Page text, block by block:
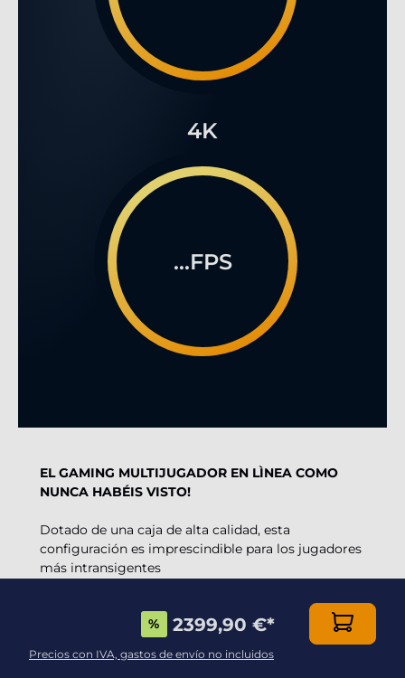
4K
...FPS
EL GAMING MULTIJUGADOR EN LÌNEA COMO
NUNCA HABÉIS VISTO!
Dotado de una caja de alta calidad, esta
configuración es imprescindible para los jugadores
más intransigentes
Gracias a la gran potencia 3D de la tarjeta gráfica
Geforce RTX5070 12Gb, uno de los modelos más
Intel i7-
14700KF 20x 3.4Ghz (max 5.6Ghz), podéis jugar a
% 2399,90 €*
Precios con IVA, gastos de envío no incluidos